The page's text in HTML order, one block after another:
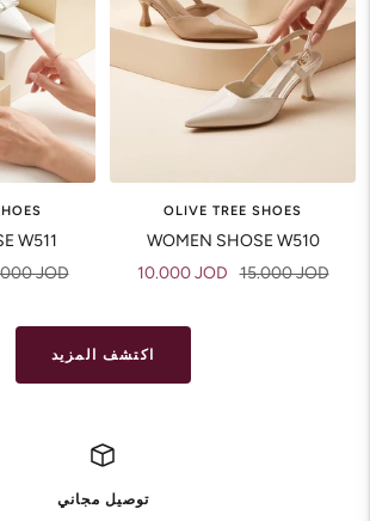
W511
JOD
OLIVE TREE SHOES
WOMEN SHOSE W510
Sale
10.000 JOD Regular
15.000 JOD
اكتشف المزيد
توصيل مجاني